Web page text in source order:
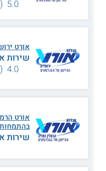
המגמהללימודי הנדסאי
היבטים בתחום המכטרוניקה
מערכות ממוחשבות, בקרים
התכנית נלמדת במסלול משולב,
נושאי הלימוד
5.0 (1 חוו"ד)
אורט
שירות
4.0 (1 חוו"ד)
אורט
שירות